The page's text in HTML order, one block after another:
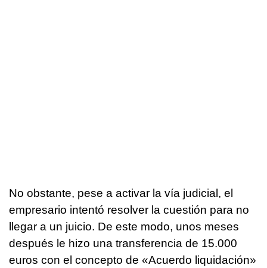
No obstante, pese a activar la vía judicial, el
empresario intentó resolver la cuestión para no
llegar a un juicio. De este modo, unos meses
después le hizo una transferencia de 15.000
euros con el concepto de «Acuerdo liquidación»